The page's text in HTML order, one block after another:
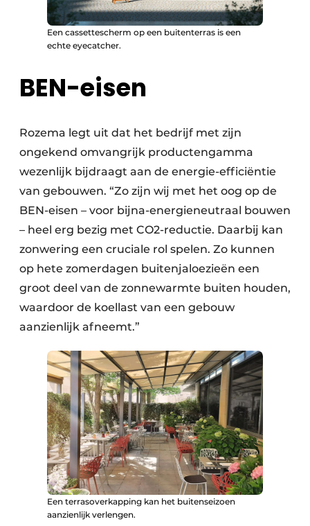
Een cassettescherm op een buitenterras is een
echte eyecatcher.
BEN-eisen
Rozema legt uit dat het bedrijf met zijn
ongekend omvangrijk productengamma
wezenlijk bijdraagt aan de energie-efficiëntie
van gebouwen. “Zo zijn wij met het oog op de
BEN-eisen – voor bijna-energieneutraal bouwen
– heel erg bezig met CO2-reductie. Daarbij kan
zonwering een cruciale rol spelen. Zo kunnen
op hete zomerdagen buitenjaloezieën een
groot deel van de zonnewarmte buiten houden,
waardoor de koellast van een gebouw
aanzienlijk afneemt.”
Een terrasoverkapping kan het buitenseizoen
aanzienlijk verlengen.